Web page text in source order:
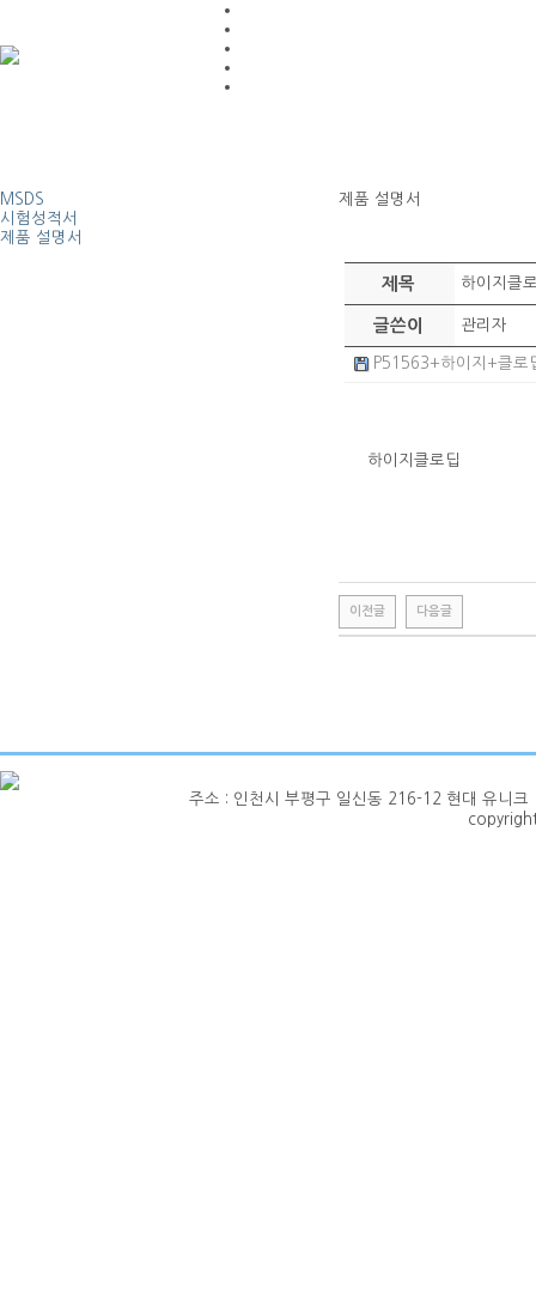
MSDS
시험성적서
제품 설명서
제품 설명서
제목 하이지클
글쓴이 관리자
P51563+하이지+클
하이지클로딥
이전글 다음글
주소 : 인천시 부평구 일신동 216-12 현대 유니